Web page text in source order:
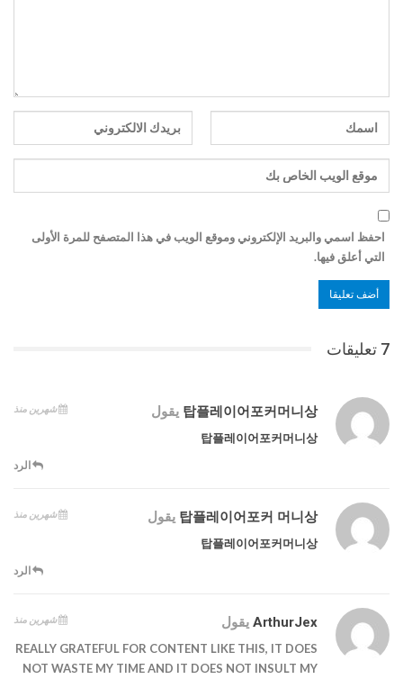
احفظ اسمي والبريد الإلكتروني وموقع الويب في هذا المتصفح للمرة الأولى
التي أعلق فيها.
7 تعليقات
탑플레이어포커머니상 يقول شهرين منذ
탑플레이어포커머니상
الرد
탑플레이어포커 머니상 يقول شهرين منذ
탑플레이어포커머니상
الرد
ArthurJex يقول شهرين منذ
REALLY GRATEFUL FOR CONTENT LIKE THIS, IT DOES
NOT WASTE MY TIME AND IT DOES NOT INSULT MY